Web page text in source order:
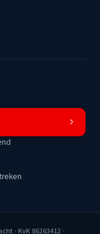
· KvK 86263412 ·